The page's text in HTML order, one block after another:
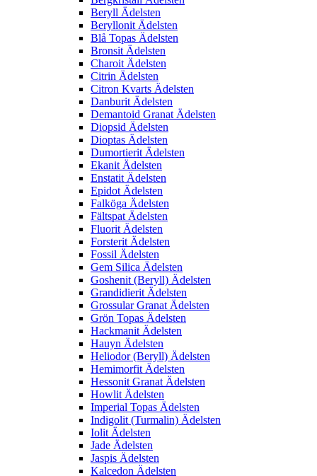
Beryll Ädelsten
Beryllonit Ädelsten
Blå Topas Ädelsten
Bronsit Ädelsten
Charoit Ädelsten
Citrin Ädelsten
Citron Kvarts Ädelsten
Danburit Ädelsten
Demantoid Granat Ädelsten
Diopsid Ädelsten
Dioptas Ädelsten
Dumortierit Ädelsten
Ekanit Ädelsten
Enstatit Ädelsten
Epidot Ädelsten
Falköga Ädelsten
Fältspat Ädelsten
Fluorit Ädelsten
Forsterit Ädelsten
Fossil Ädelsten
Gem Silica Ädelsten
Goshenit (Beryll) Ädelsten
Grandidierit Ädelsten
Grossular Granat Ädelsten
Grön Topas Ädelsten
Hackmanit Ädelsten
Hauyn Ädelsten
Heliodor (Beryll) Ädelsten
Hemimorfit Ädelsten
Hessonit Granat Ädelsten
Howlit Ädelsten
Imperial Topas Ädelsten
Indigolit (Turmalin) Ädelsten
Iolit Ädelsten
Jade Ädelsten
Jaspis Ädelsten
Kalcedon Ädelsten